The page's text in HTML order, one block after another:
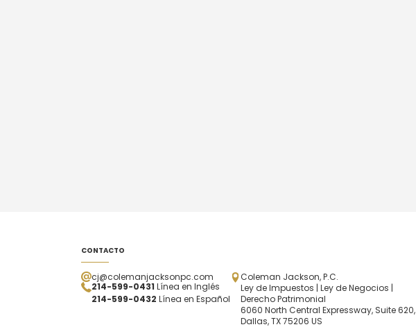
CONTACTO
cj@colemanjacksonpc.com
214-599-0431 Línea en Inglés
214-599-0432 Línea en Español
Coleman Jackson, P.C.
Ley de Impuestos | Ley de Negocios |
Derecho Patrimonial
6060 North Central Expressway, Suite 620,
Dallas, TX 75206 US